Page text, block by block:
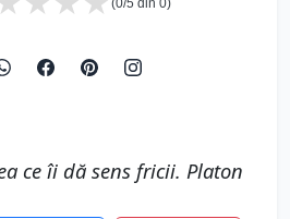
(0/5 din 0)
ce îi dă sens fricii. Platon